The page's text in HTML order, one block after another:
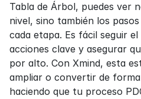
Tabla de Árbol, puedes ver
nivel, sino también los
cada etapa. Es fácil seguir
acciones clave y asegurar
por alto. Con Xmind, esta
ampliar o convertir de
haciendo que tu proceso